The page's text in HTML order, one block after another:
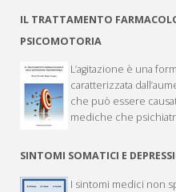
IL TRATTAMENTO
PSICOMOTORIA
L’agitazione è una
caratterizzata
che può essere
mediche che
SINTOMI SOMATICI E
I sintomi medici non